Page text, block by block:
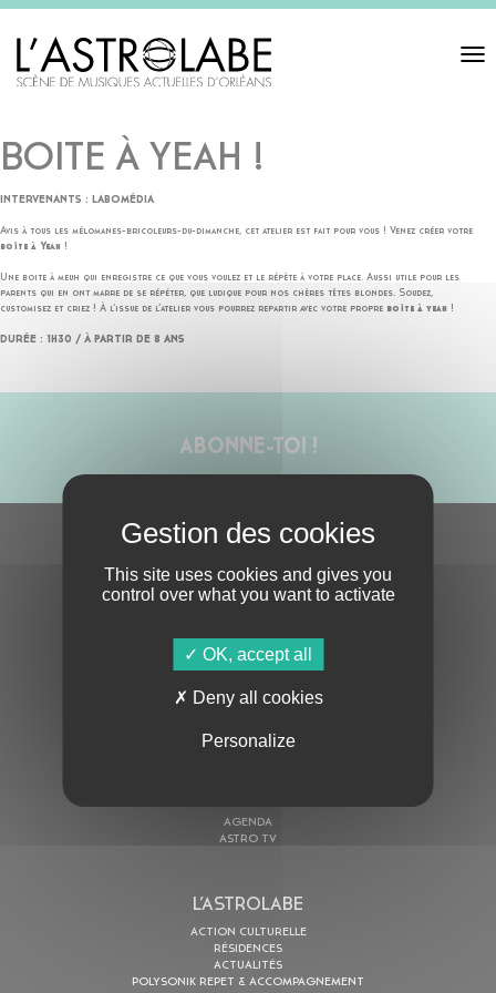
Toggle
BOITE À YEAH !
INTERVENANTS : LABOMÉDIA
Avis à tous les mélomanes-bricoleurs-du-dimanche, cet atelier est fait pour vous ! Venez créer votre
boîte à Yeah !
Une boite à meuh qui enregistre ce que vous voulez et le répète à votre place. Aussi utile pour les
parents qui en ont marre de se répéter, que ludique pour nos chères têtes blondes. Soudez,
customisez et criez ! À l’issue de l’atelier vous pourrez repartir avec votre propre boîte à yeah !
DURÉE : 1H30 / À PARTIR DE 8 ANS
ABONNE-TOI !
AGENDA
ASTRO TV
L’ASTROLABE
ACTION CULTURELLE
RÉSIDENCES
ACTUALITÉS
POLYSONIK REPET & ACCOMPAGNEMENT
This site uses cookies and gives you
control over what you want to activate
OK, accept all
Deny all cookies
Personalize